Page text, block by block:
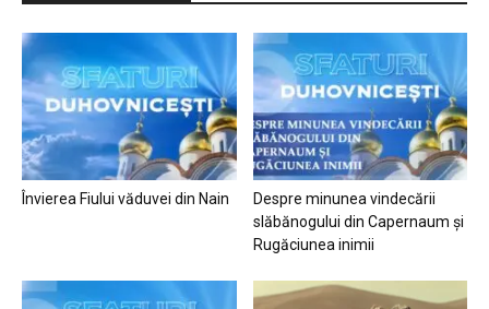
Învierea Fiului văduvei din Nain
Despre minunea vindecării
slăbănogului din Capernaum și
Rugăciunea inimii